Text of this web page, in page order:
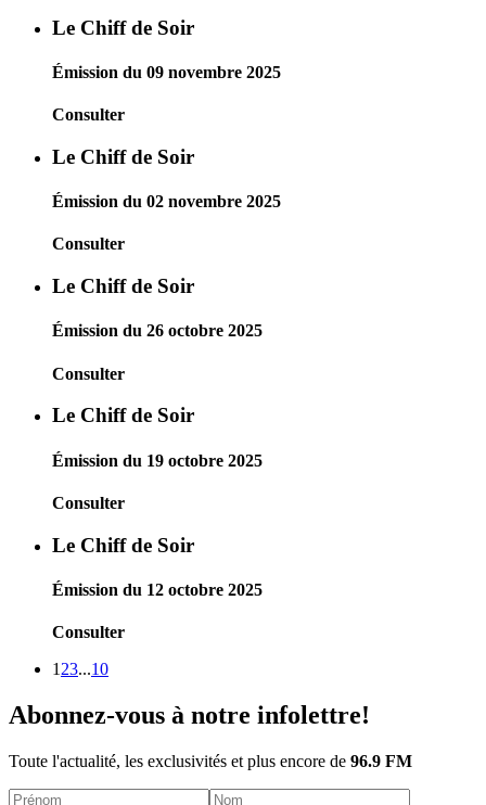
Le Chiff de Soir
Émission du 09 novembre 2025
Consulter
Le Chiff de Soir
Émission du 02 novembre 2025
Consulter
Le Chiff de Soir
Émission du 26 octobre 2025
Consulter
Le Chiff de Soir
Émission du 19 octobre 2025
Consulter
Le Chiff de Soir
Émission du 12 octobre 2025
Consulter
1 23...10
Abonnez-vous à notre infolettre!
Toute l'actualité, les exclusivités et plus encore de 96.9 FM